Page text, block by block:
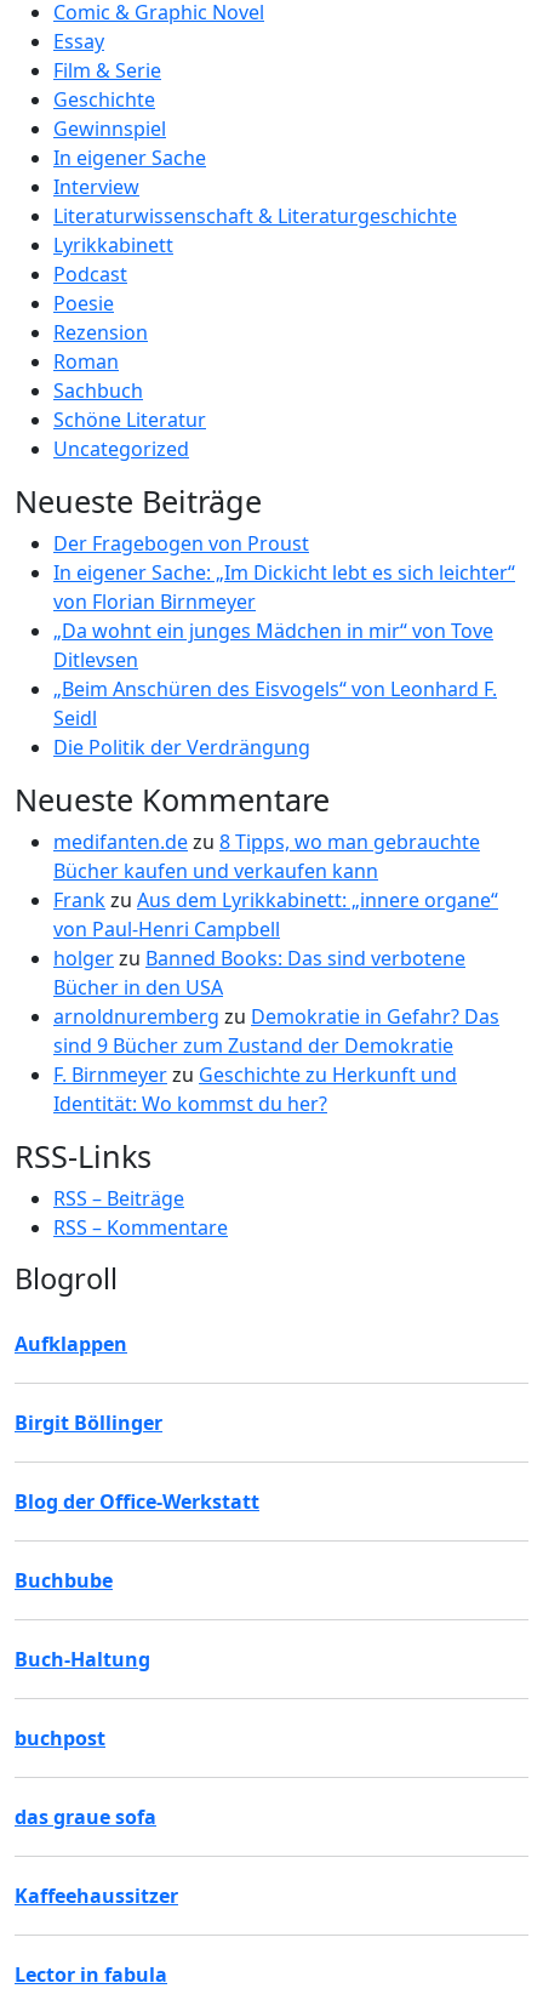
Comic & Graphic Novel
Essay
Film & Serie
Geschichte
Gewinnspiel
In eigener Sache
Interview
Literaturwissenschaft & Literaturgeschichte
Lyrikkabinett
Podcast
Poesie
Rezension
Roman
Sachbuch
Schöne Literatur
Uncategorized
Neueste Beiträge
Der Fragebogen von Proust
In eigener Sache: „Im Dickicht lebt es sich leichter“
von Florian Birnmeyer
„Da wohnt ein junges Mädchen in mir“ von Tove
Ditlevsen
„Beim Anschüren des Eisvogels“ von Leonhard F.
Seidl
Die Politik der Verdrängung
Neueste Kommentare
medifanten.dezu 8 Tipps, wo man gebrauchte
Bücher kaufen und verkaufen kann
Frankzu Aus dem Lyrikkabinett: „innere organe“
von Paul-Henri Campbell
holgerzu Banned Books: Das sind verbotene
Bücher in den USA
arnoldnuremberg zu Demokratie in Gefahr? Das
sind 9 Bücher zum Zustand der Demokratie
F. Birnmeyerzu Geschichte zu Herkunft und
Identität: Wo kommst du her?
RSS-Links
RSS – Beiträge
RSS – Kommentare
Blogroll
Aufklappen
Birgit Böllinger
Blog der Office-Werkstatt
Buchbube
Buch-Haltung
buchpost
das graue sofa
Kaffeehaussitzer
Lector in fabula